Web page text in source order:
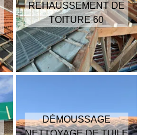
REHAUSSEMENT DE
TOITURE 60
DÉMOUSSAGE